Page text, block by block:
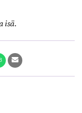
isä.